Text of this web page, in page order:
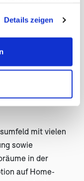
nutzen.
Details zeigen
der
einen
und einer hohen
mit vielen
sowie
in der
auf Home-